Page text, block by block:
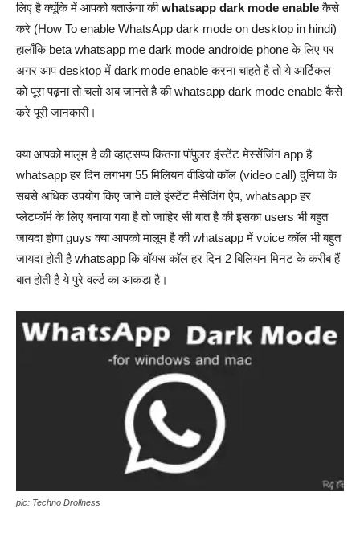
लिए है क्यूंकि में आपको बताऊंगा कीwhatsapp dark mode enableकैसे
करे (How To enable WhatsApp dark mode on desktop in hindi)
हालाँकि beta whatsapp me dark mode androide phone के लिए पर
अगर आप desktop में dark mode enable करना चाहते है तो ये आर्टिकल
को पूरा पढ़ना तो चलो अब जानते है की whatsapp dark mode enable कैसे
करे पूरी जानकारी।
क्या आपको मालूम है की व्हाट्सप्प कितना पॉपुलर इंस्टेंट मेस्सेंजिंग app है
whatsapp हर दिन लगभग 55 मिलियन वीडियो कॉल (video call) दुनिया के
सबसे अधिक उपयोग किए जाने वाले इंस्टेंट मैसेजिंग ऐप, whatsapp हर
प्लेटफॉर्म के लिए बनाया गया है तो जाहिर सी बात है की इसका users भी बहुत
जायदा होगा guys क्या आपको मालूम है की whatsapp में voice कॉल भी बहुत
जायदा होती है whatsapp कि वॉयस कॉल हर दिन 2 बिलियन मिनट के करीब हैं
बात होती है ये पुरे वर्ल्ड का आकड़ा है।
pic: Techno Drollness